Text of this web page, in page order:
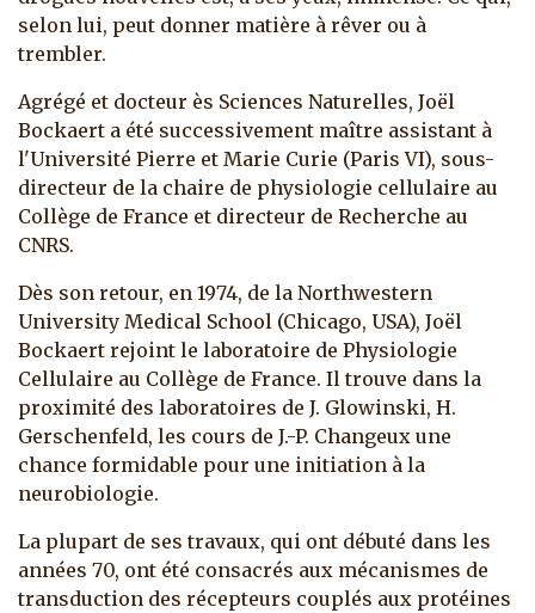
selon lui, peut donner matière à rêver ou à
trembler.
Agrégé et docteur ès Sciences Naturelles, Joël
Bockaert a été successivement maître assistant à
l'Université Pierre et Marie Curie (Paris VI), sous-
directeur de la chaire de physiologie cellulaire au
Collège de France et directeur de Recherche au
CNRS.
Dès son retour, en 1974, de la Northwestern
University Medical School (Chicago, USA), Joël
Bockaert rejoint le laboratoire de Physiologie
Cellulaire au Collège de France. Il trouve dans la
proximité des laboratoires de J. Glowinski, H.
Gerschenfeld, les cours de J.-P. Changeux une
chance formidable pour une initiation à la
neurobiologie.
La plupart de ses travaux, qui ont débuté dans les
années 70, ont été consacrés aux mécanismes de
transduction des récepteurs couplés aux protéines